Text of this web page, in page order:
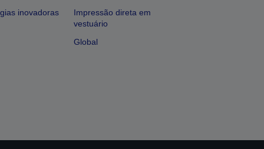
inovadoras
Impressão direta em
vestuário
Global